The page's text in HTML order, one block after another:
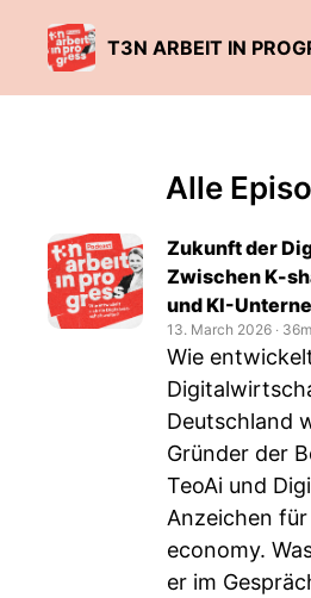
T3N ARBEIT IN
Alle
Zukunft der
Zwischen K-
und KI-
13. March 2026 ‧
Wie
Deutschland
Gründer der
TeoAi und
Anzeichen
economy.
er im